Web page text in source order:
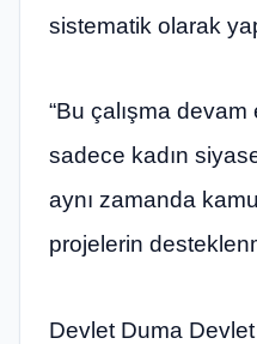
sistematik olarak
“Bu çalışma
sadece kadın
aynı zamanda
projelerin
Devlet Duma